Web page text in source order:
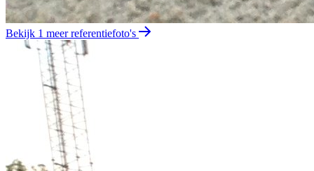
Bekijk 1 meer referentiefoto's